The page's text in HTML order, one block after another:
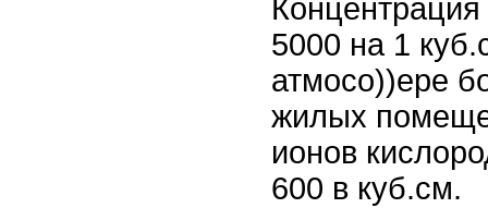
Концентрация
5000 на 1
атмосо))ере
жилых
ионов
600 в куб.см.